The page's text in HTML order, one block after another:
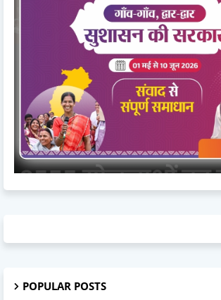
POPULAR POSTS